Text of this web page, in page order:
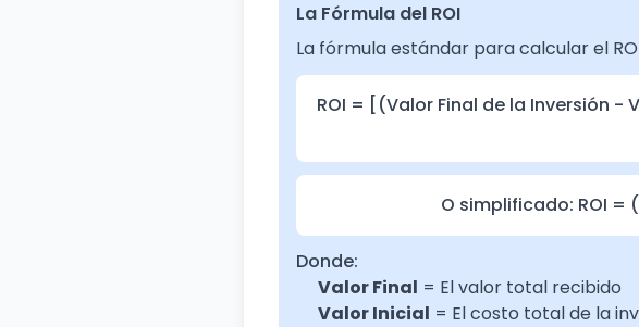
La Fórmula del ROI
La fórmula estándar para calcular el
ROI = [(Valor Final de la Inversión -
O simplificado: ROI =
Donde:
Valor Final = El valor total recibido
Valor Inicial = El costo total de la